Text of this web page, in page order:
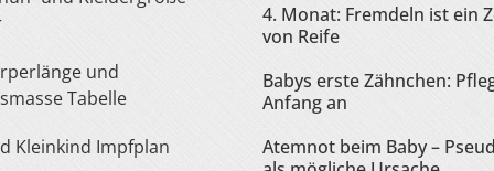
Tabelle
Kleinkind Impfplan
4. Monat: Fremdeln ist ein
von Reife
Babys erste Zähnchen:
Anfang an
Atemnot beim Baby –